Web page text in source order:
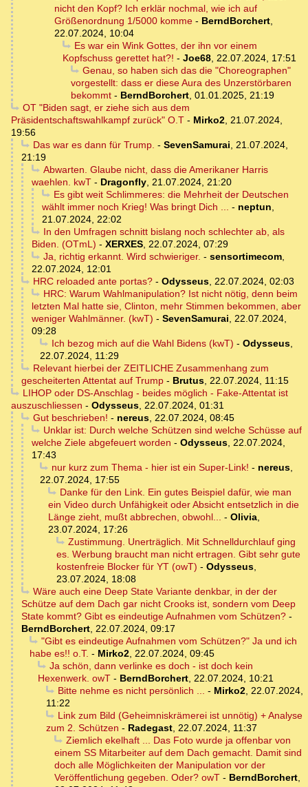
nicht den Kopf? Ich erklär nochmal, wie ich auf
Größenordnung 1/5000 komme - BerndBorchert,
22.07.2024, 10:04
Es war ein Wink Gottes, der ihn vor einem
Kopfschuss gerettet hat?! - Joe68, 22.07.2024, 17:51
Genau, so haben sich das die "Choreographen"
vorgestellt: dass er diese Aura des Unzerstörbaren
bekommt - BerndBorchert, 01.01.2025, 21:19
OT "Biden sagt, er ziehe sich aus dem
Präsidentschaftswahlkampf zurück" O.T - Mirko2, 21.07.2024,
19:56
Das war es dann für Trump. - SevenSamurai, 21.07.2024,
21:19
Abwarten. Glaube nicht, dass die Amerikaner Harris
waehlen. kwT - Dragonfly, 21.07.2024, 21:20
Es gibt weit Schlimmeres: die Mehrheit der Deutschen
wählt immer noch Krieg! Was bringt Dich ... - neptun,
21.07.2024, 22:02
In den Umfragen schnitt bislang noch schlechter ab, als
Biden. (OTmL) - XERXES, 22.07.2024, 07:29
Ja, richtig erkannt. Wird schwieriger. - sensortimecom,
22.07.2024, 12:01
HRC reloaded ante portas?- Odysseus, 22.07.2024, 02:03
HRC: Warum Wahlmanipulation? Ist nicht nötig, denn beim
letzten Mal hatte sie, Clinton, mehr Stimmen bekommen, aber
weniger Wahlmänner. (kwT) - SevenSamurai, 22.07.2024,
09:28
Ich bezog mich auf die Wahl Bidens (kwT) - Odysseus,
22.07.2024, 11:29
Relevant hierbei der ZEITLICHE Zusammenhang zum
gescheiterten Attentat auf Trump - Brutus, 22.07.2024, 11:15
LIHOP oder DS-Anschlag - beides möglich - Fake-Attentat ist
auszuschliessen - Odysseus, 22.07.2024, 01:31
Gut beschrieben! - nereus, 22.07.2024, 08:45
Unklar ist: Durch welche Schützen sind welche Schüsse auf
welche Ziele abgefeuert worden - Odysseus, 22.07.2024,
17:43
nur kurz zum Thema - hier ist ein Super-Link! - nereus,
22.07.2024, 17:55
Danke für den Link. Ein gutes Beispiel dafür, wie man
ein Video durch Unfähigkeit oder Absicht entsetzlich in die
Länge zieht, mußt abbrechen, obwohl... - Olivia,
23.07.2024, 17:26
Zustimmung. Unerträglich. Mit Schnelldurchlauf ging
es. Werbung braucht man nicht ertragen. Gibt sehr gute
kostenfreie Blocker für YT (owT) - Odysseus,
23.07.2024, 18:08
Wäre auch eine Deep State Variante denkbar, in der der
Schütze auf dem Dach gar nicht Crooks ist, sondern vom Deep
State kommt? Gibt es eindeutige Aufnahmen vom Schützen? -
BerndBorchert, 22.07.2024, 09:17
"Gibt es eindeutige Aufnahmen vom Schützen?" Ja und ich
habe es!! o.T. - Mirko2, 22.07.2024, 09:45
Ja schön, dann verlinke es doch - ist doch kein
Hexenwerk. owT - BerndBorchert, 22.07.2024, 10:21
Bitte nehme es nicht persönlich ... - Mirko2, 22.07.2024,
11:22
Link zum Bild (Geheimniskrämerei ist unnötig) + Analyse
zum 2. Schützen - Radegast, 22.07.2024, 11:37
Ziemlich ekelhaft ... Das Foto wurde ja offenbar von
einem SS Mitarbeiter auf dem Dach gemacht. Damit sind
doch alle Möglichkeiten der Manipulation vor der
Veröffentlichung gegeben. Oder? owT - BerndBorchert,